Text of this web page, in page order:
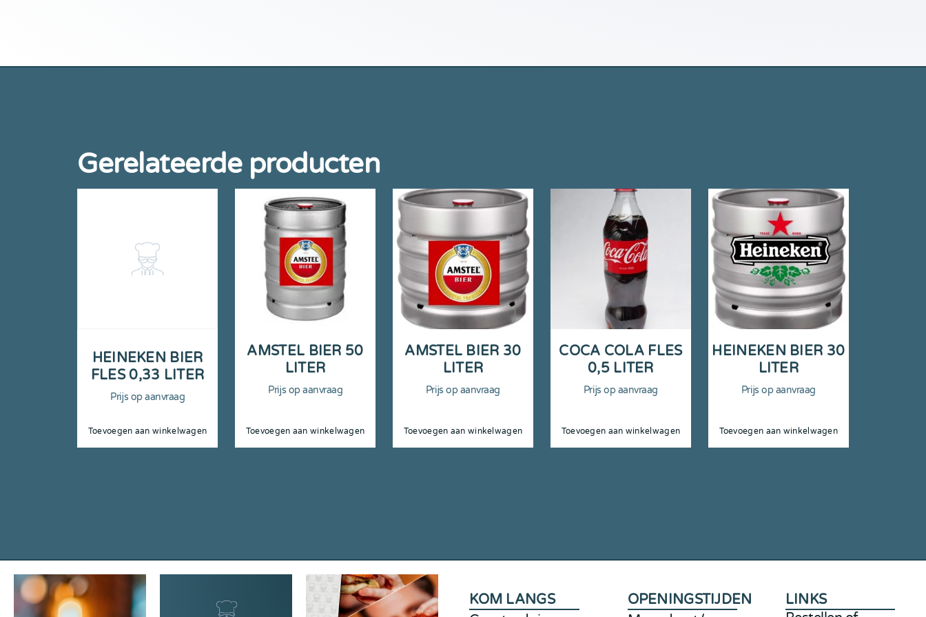
Gerelateerde producten
HEINEKEN BIER
FLES 0,33 LITER
Prijs op aanvraag
Toevoegen aan winkelwagen
AMSTEL BIER 50
LITER
Prijs op aanvraag
Toevoegen aan winkelwagen
AMSTEL BIER 30
LITER
Prijs op aanvraag
Toevoegen aan winkelwagen
COCA COLA FLES
0,5 LITER
Prijs op aanvraag
Toevoegen aan winkelwagen
HEINEKEN BIER 30
LITER
Prijs op aanvraag
Toevoegen aan winkelwagen
KOM LANGS
OPENINGSTIJDEN
LINKS